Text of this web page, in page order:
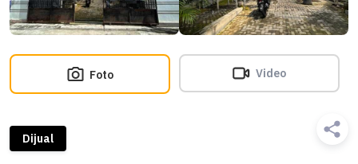
Foto Video
Dijual